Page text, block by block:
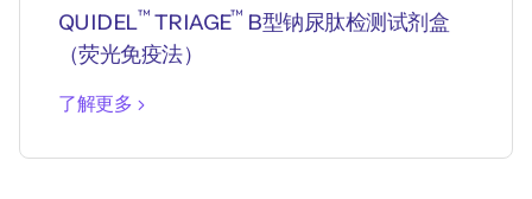
QUIDEL™ TRIAGE™ B型钠尿肽检测试剂盒
（荧光免疫法）
了解更多